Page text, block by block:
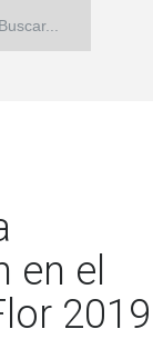
en el
2019